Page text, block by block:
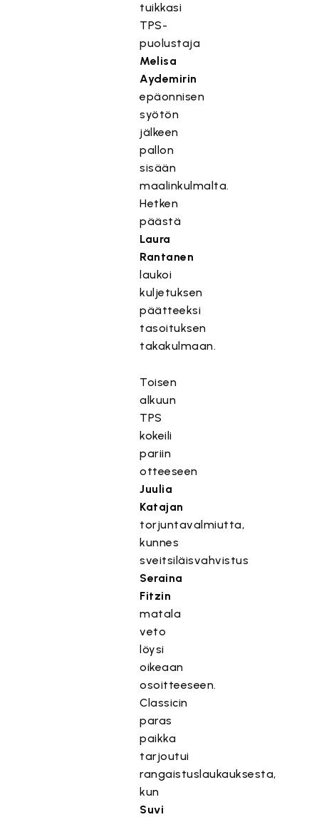
tuikkasi
TPS-
puolustaja
Melisa
Aydemirin
epäonnisen
syötön
jälkeen
pallon
sisään
maalinkulmalta.
Hetken
päästä
Laura
Rantanen
laukoi
kuljetuksen
päätteeksi
tasoituksen
takakulmaan.
Toisen
alkuun
TPS
kokeili
pariin
otteeseen
Juulia
Katajan
torjuntavalmiutta,
kunnes
sveitsiläisvahvistus
Seraina
Fitzin
matala
veto
löysi
oikeaan
osoitteeseen.
Classicin
paras
paikka
tarjoutui
rangaistuslaukauksesta,
kun
Suvi